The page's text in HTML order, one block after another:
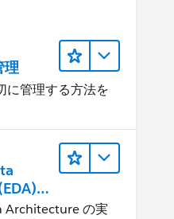
理
に管理する方法を
Architecture の実